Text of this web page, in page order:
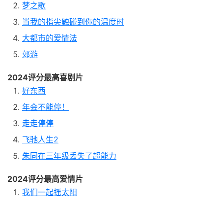
梦之歌
当我的指尖触碰到你的温度时
大都市的爱情法
郊游
2024评分最高喜剧片
好东西
年会不能停！
走走停停
飞驰人生2
朱同在三年级丢失了超能力
2024评分最高爱情片
我们一起摇太阳